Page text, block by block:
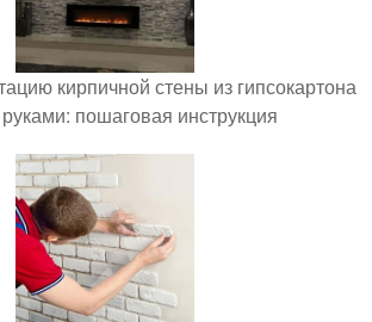
кирпичной стены из гипсокартона
пошаговая инструкция